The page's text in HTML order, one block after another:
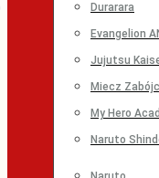
Durarara
Evangelion
Jujutsu
Miecz
My Hero
Naruto